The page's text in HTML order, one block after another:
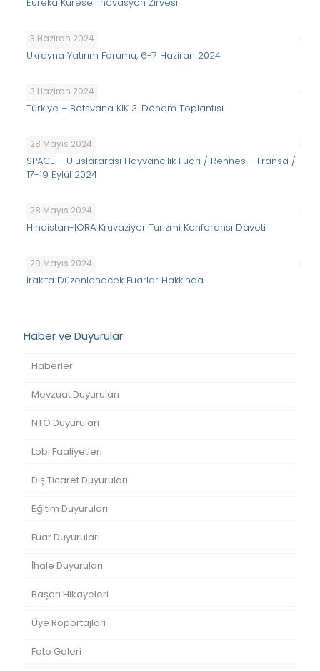
3 Haziran 2024
Ukrayna Yatırım Forumu, 6-7 Haziran 2024
3 Haziran 2024
Türkiye – Botsvana KİK 3. Dönem Toplantısı
28 Mayıs 2024
SPACE – Uluslararası Hayvancılık Fuarı / Rennes – Fransa /
17-19 Eylül 2024
28 Mayıs 2024
Hindistan-IORA Kruvaziyer Turizmi Konferansı Daveti
28 Mayıs 2024
Irak’ta Düzenlenecek Fuarlar Hakkında
Haber ve Duyurular
Haberler
Mevzuat Duyuruları
NTO Duyuruları
Lobi Faaliyetleri
Dış Ticaret Duyuruları
Eğitim Duyuruları
Fuar Duyuruları
İhale Duyuruları
Başarı Hikayeleri
Üye Röportajları
Foto Galeri